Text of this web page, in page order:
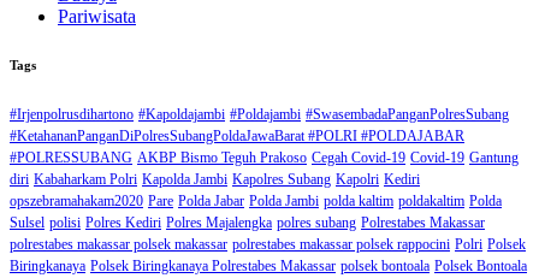
Pariwisata
Tags
#Irjenpolrusdihartono #Kapoldajambi #Poldajambi #SwasembadaPanganPolresSubang
#KetahananPanganDiPolresSubangPoldaJawaBarat #POLRI #POLDAJABAR
#POLRESSUBANG AKBP Bismo Teguh Prakoso Cegah Covid-19 Covid-19 Gantung
diri Kabaharkam Polri Kapolda Jambi Kapolres Subang Kapolri Kediri
opszebramahakam2020 Pare Polda Jabar Polda Jambi polda kaltim poldakaltim Polda
Sulsel polisi Polres Kediri Polres Majalengka polres subang Polrestabes Makassar
polrestabes makassar polsek makassar polrestabes makassar polsek rappocini Polri Polsek
Biringkanaya Polsek Biringkanaya Polrestabes Makassar polsek bontoala Polsek Bontoala